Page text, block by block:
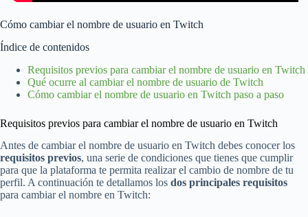
Cómo cambiar el nombre de usuario en Twitch
Índice de contenidos
Requisitos previos para cambiar el nombre de usuario en Twitch
Qué ocurre al cambiar el nombre de usuario de Twitch
Cómo cambiar el nombre de usuario en Twitch paso a paso
Requisitos previos para cambiar el nombre de usuario en Twitch
Antes de cambiar el nombre de usuario en Twitch debes conocer los
requisitos previos, una serie de condiciones que tienes que cumplir
para que la plataforma te permita realizar el cambio de nombre de tu
perfil. A continuación te detallamos los dos principales requisitos
para cambiar el nombre en Twitch: